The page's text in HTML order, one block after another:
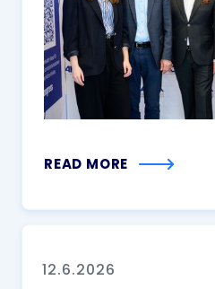
READ MORE
12.6.2026